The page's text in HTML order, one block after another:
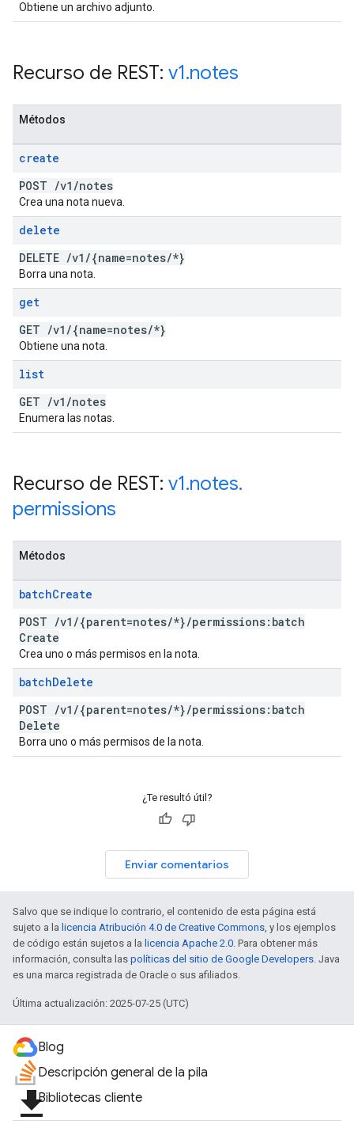
Obtiene un archivo adjunto.
Recurso de REST: v1.notes
Métodos
create
POST /v1 /notes
Crea una nota nueva.
delete
DELETE /v1 /{name=notes/*}
Borra una nota.
get
GET /v1 /{name=notes/*}
Obtiene una nota.
list
GET /v1 /notes
Enumera las notas.
Recurso de REST: v1.notes.
permissions
Métodos
batchCreate
POST /v1 /{parent=notes/*}/permissions:batch
Create
Crea uno o más permisos en la nota.
batchDelete
POST /v1 /{parent=notes/*}/permissions:batch
Delete
Borra uno o más permisos de la nota.
¿Te resultó útil?
Enviar comentarios
Salvo que se indique lo contrario, el contenido de esta página está
sujeto a la licencia Atribución 4.0 de Creative Commons, y los ejemplos
de código están sujetos a la licencia Apache 2.0. Para obtener más
información, consulta las políticas del sitio de Google Developers. Java
es una marca registrada de Oracle o sus afiliados.
Última actualización: 2025-07-25 (UTC)
Blog
Descripción general de la pila
file_downloadBibliotecas cliente